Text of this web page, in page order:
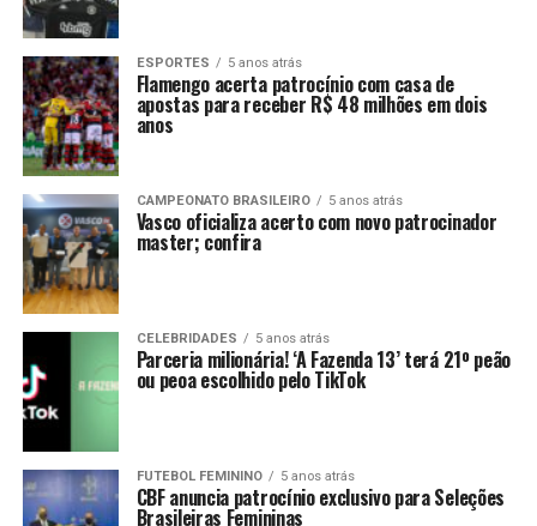
ESPORTES 5 anos atrás
Flamengo acerta patrocínio com casa de
apostas para receber R$ 48 milhões em dois
anos
CAMPEONATO BRASILEIRO 5 anos atrás
Vasco oficializa acerto com novo patrocinador
master; confira
CELEBRIDADES 5 anos atrás
Parceria milionária! ‘A Fazenda 13’ terá 21º peão
ou peoa escolhido pelo TikTok
FUTEBOL FEMININO 5 anos atrás
CBF anuncia patrocínio exclusivo para Seleções
Brasileiras Femininas